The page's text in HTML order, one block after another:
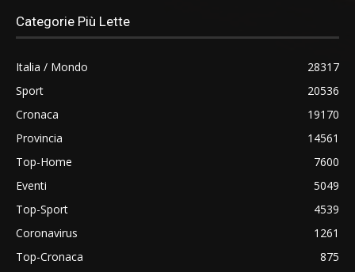
Categorie Più Lette
Italia / Mondo
28317
Sport
20536
Cronaca
19170
Provincia
14561
Top-Home
7600
Eventi
5049
Top-Sport
4539
Coronavirus
1261
Top-Cronaca
875